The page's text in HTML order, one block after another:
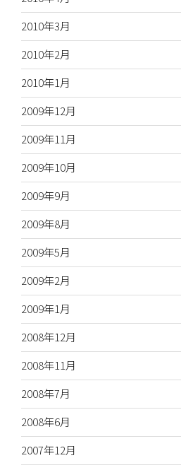
2010年3月
2010年2月
2010年1月
2009年12月
2009年11月
2009年10月
2009年9月
2009年8月
2009年5月
2009年2月
2009年1月
2008年12月
2008年11月
2008年7月
2008年6月
2007年12月